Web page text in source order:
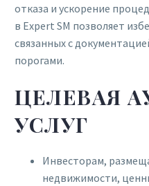
отказа и ускорение
в Expert SM позволяет
связанных с
порогами.
ЦЕЛЕВАЯ
УСЛУГ
Инвесторам,
недвижимости,